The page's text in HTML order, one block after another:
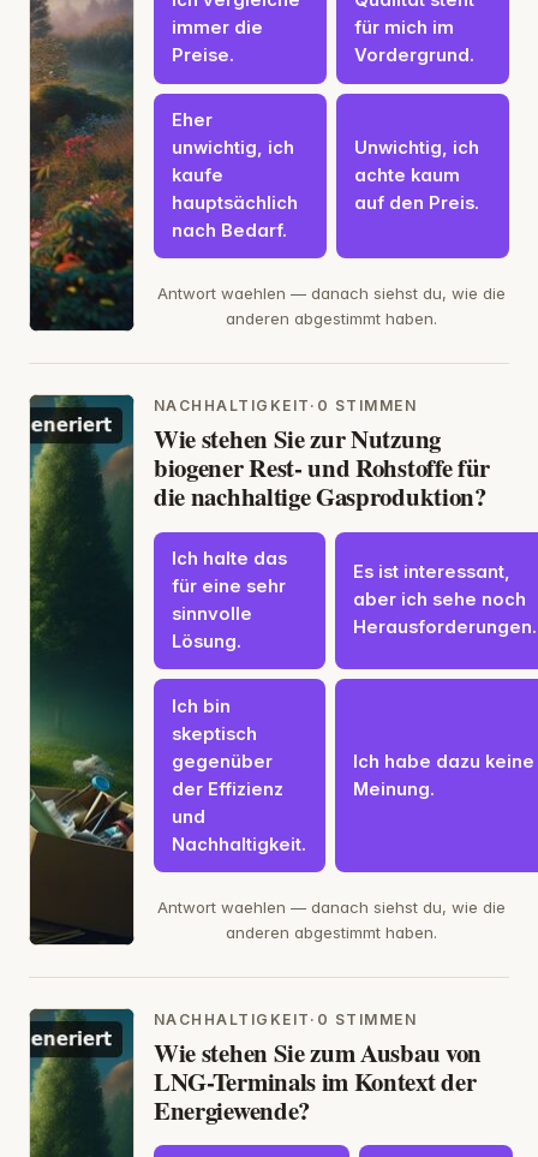
immer die
Preise.
für mich im
Vordergrund.
Eher
unwichtig, ich
kaufe
hauptsächlich
nach Bedarf.
Unwichtig, ich
achte kaum
auf den Preis.
Antwort waehlen — danach siehst du, wie die
anderen abgestimmt haben.
NACHHALTIGKEIT · 0 STIMMEN
Wie stehen Sie zur Nutzung
biogener Rest- und Rohstoffe für
die nachhaltige Gasproduktion?
Ich halte das
für eine sehr
sinnvolle
Lösung.
Es ist interessant,
aber ich sehe noch
Herausforderungen.
Ich bin
skeptisch
gegenüber
der Effizienz
und
Nachhaltigkeit.
Ich habe dazu keine
Meinung.
Antwort waehlen — danach siehst du, wie die
anderen abgestimmt haben.
NACHHALTIGKEIT · 0 STIMMEN
Wie stehen Sie zum Ausbau von
LNG-Terminals im Kontext der
Energiewende?